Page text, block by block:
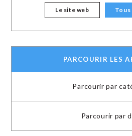
Le site web Tous
PARCOURIR LES
Parcourir par
Parcourir par